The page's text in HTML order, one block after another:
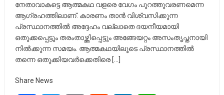
നേതാവാകട്ടെ ആത്മകഥ വളരെ വേഗം പുറത്തുവരണമെന്ന
ആഗ്രഹത്തിലാണ്. കാരണം താൻ വിശ്വസിക്കുന്ന
പ്രസ്ഥാനത്തിൽ അദ്ദേഹം വല്ലാതെ ദയനീയമായി
ഒതുക്കപ്പെട്ടും തരംതാഴ്ത്തിപ്പെട്ടും അങ്ങേയറ്റം അസംതൃപ്തനായി
നിൽക്കുന്ന സമയം. ആത്മകഥയിലൂടെ പ്രസ്ഥാനത്തിൽ
തന്നെ ഒതുക്കിയവർക്കെതിരെ […]
Share News